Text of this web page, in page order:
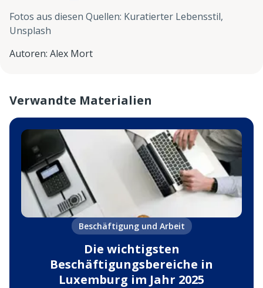
Fotos aus diesen Quellen: Kuratierter Lebensstil,
Unsplash
Autoren: Alex Mort
Verwandte Materialien
Beschäftigung und Arbeit
Die wichtigsten
Beschäftigungsbereiche in
Luxemburg im Jahr 2025